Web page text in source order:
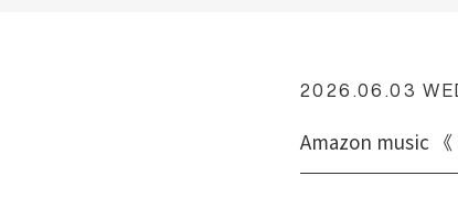
2026.06.03
Amazon music 《